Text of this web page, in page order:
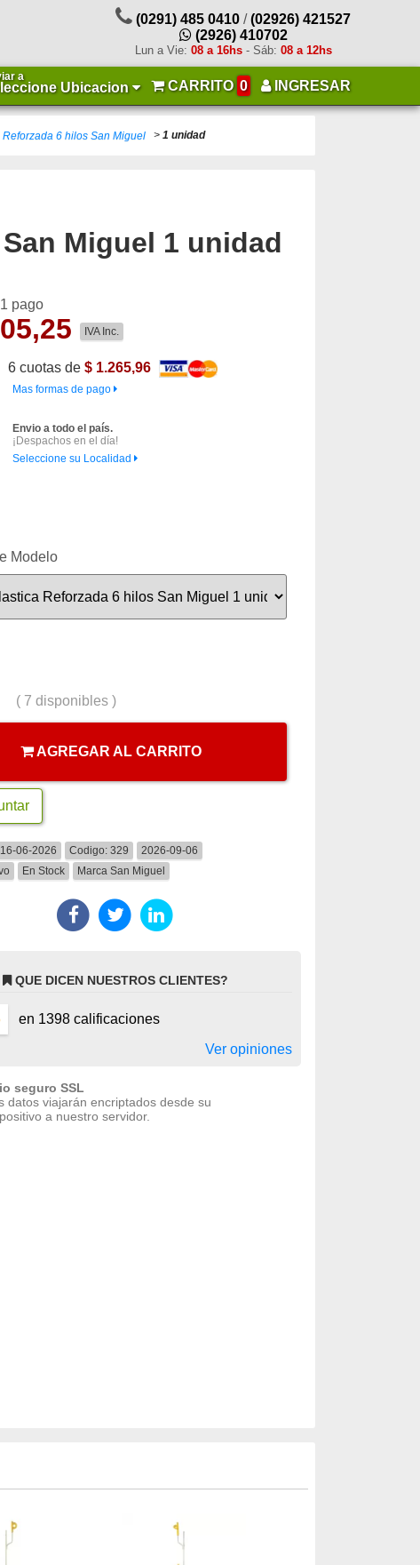
(0291) 485 0410 /(02926) 421527
(2926) 410702
Lun a Vie: 08 a 16hs- Sáb: 08 a 12hs
a
Ubicacion CARRITO 0 INGRESAR
6 hilos San Miguel > 1 unidad
Miguel 1 unidad
pago
IVA Inc.
6cuotas de $ 1.265,96
Mas formas de pago
Envio a todo el país.
¡Despachos en el día!
Seleccione su Localidad
Modelo
( 7disponibles )
AGREGAR AL CARRITO
06-2026 Codigo:329
2026-09-06
En Stock MarcaSan Miguel
QUE DICEN NUESTROS CLIENTES?
en 1398 calificaciones
Ver opiniones
seguro SSL
datos viajarán encriptados desde su
a nuestro servidor.